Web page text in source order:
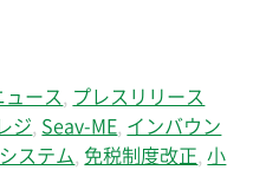
ュース
プレスリリース
ジ Seav-ME インバウン
ステム 免税制度改正 ,小